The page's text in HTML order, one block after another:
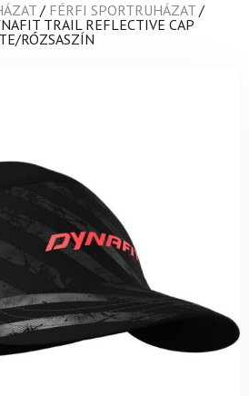
/ FÉRFI SPORTRUHÁZAT /
TRAIL REFLECTIVE CAP
RÓZSASZÍN